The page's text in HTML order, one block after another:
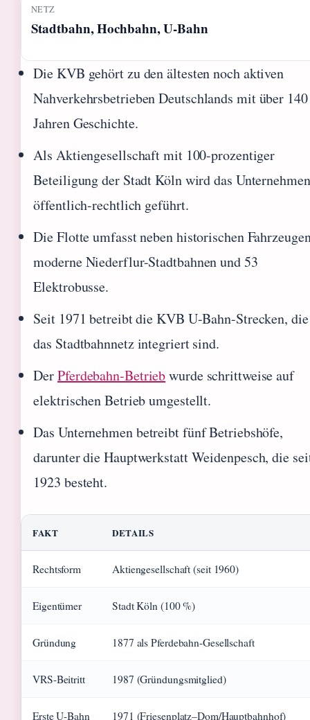
NETZ
Stadtbahn, Hochbahn, U-Bahn
Die KVB gehört zu den ältesten noch aktiven
Nahverkehrsbetrieben Deutschlands mit über 140
Jahren Geschichte.
Als Aktiengesellschaft mit 100-prozentiger
Beteiligung der Stadt Köln wird das Unternehmen
öffentlich-rechtlich geführt.
Die Flotte umfasst neben historischen
moderne Niederflur-Stadtbahnen und 53
Elektrobusse.
Seit 1971 betreibt die KVB U-Bahn-Strecken,
das Stadtbahnnetz integriert sind.
DerPferdebahn-Betriebwurde schrittweise auf
elektrischen Betrieb umgestellt.
Das Unternehmen betreibt fünf Betriebshöfe,
darunter die Hauptwerkstatt Weidenpesch, die
1923 besteht.
FAKT DETAILS
Rechtsform Aktiengesellschaft (seit 1960)
Eigentümer Stadt Köln (100 %)
Gründung 1877 als Pferdebahn-Gesellschaft
VRS-Beitritt 1987 (Gründungsmitglied)
Erste U-Bahn 1971 (Friesenplatz–Dom/Hauptbahnhof)